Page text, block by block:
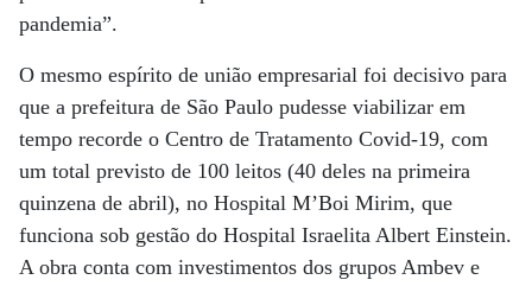
pandemia”.
O mesmo espírito de união empresarial foi decisivo para
que a prefeitura de São Paulo pudesse viabilizar em
tempo recorde o Centro de Tratamento Covid-19, com
um total previsto de 100 leitos (40 deles na primeira
quinzena de abril), no Hospital M’Boi Mirim, que
funciona sob gestão do Hospital Israelita Albert Einstein.
A obra conta com investimentos dos grupos Ambev e